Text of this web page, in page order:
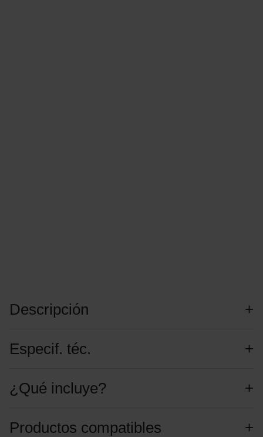
Descripción
Especif. téc.
¿Qué incluye?
Productos compatibles